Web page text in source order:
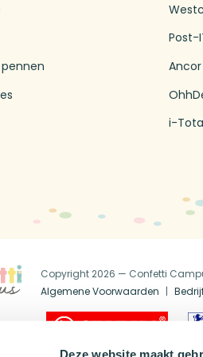
Deze website maakt
Post-
Ancor
i-
Copyright 2026 — Confetti
Algemene Voorwaarden